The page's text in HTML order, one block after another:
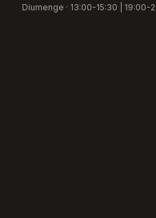
Diumenge · 13:00-15:30 | 19:00-